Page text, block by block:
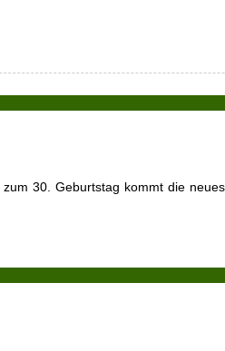
30. Geburtstag kommt die